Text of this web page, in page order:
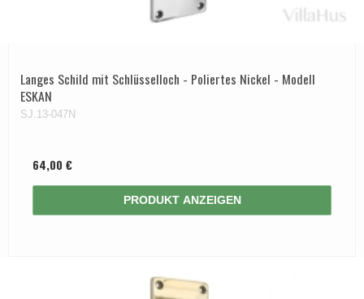
Langes Schild mit Schlüsselloch - Poliertes Nickel - Modell
ESKAN
SJ.13-047N
64,00 €
PRODUKT ANZEIGEN